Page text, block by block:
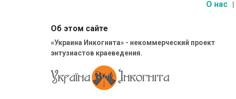
О нас
Об этом сайте
«Украина Инкогнита» - некоммерческий проект
энтузиастов краеведения.